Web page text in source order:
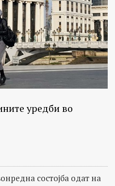
уредби во
состојба одат на